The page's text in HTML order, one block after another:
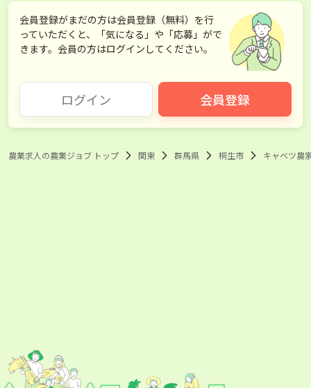
会員登録がまだの方は会員登録（無料）を行
っていただくと、「気になる」や「応募」がで
きます。会員の方はログインしてください。
ログイン 会員登録
農業求人の農業ジョブ トップ 関東 群馬県 桐生市 キャベツ農